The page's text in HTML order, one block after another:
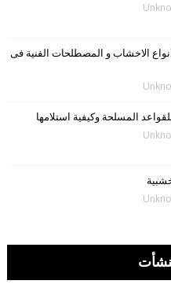
الاخشاب و المصطلحات الفنية فى
المسلحة وكيفية استلامها